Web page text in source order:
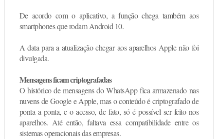
De acordo com o aplicativo, a função chega também aos
smartphones que rodam Android 10.
A data para a atualização chegar aos aparelhos Apple não foi
divulgada.
Mensagens ficam criptografadas
O histórico de mensagens do WhatsApp fica armazenado nas
nuvens de Google e Apple, mas o conteúdo é criptografado de
ponta a ponta, e o acesso, de fato, só é possível ser feito nos
aparelhos. Até então, faltava essa compatibilidade entre os
sistemas operacionais das empresas.